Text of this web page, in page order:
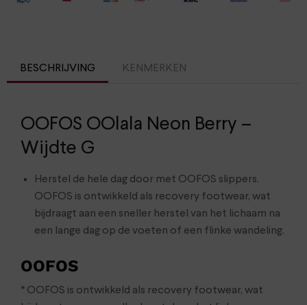
BESCHRIJVING KENMERKEN
OOFOS OOlala Neon Berry –
Wijdte G
Herstel de hele dag door met OOFOS slippers.
OOFOS is ontwikkeld als recovery footwear, wat
bijdraagt aan een sneller herstel van het lichaam na
een lange dag op de voeten of een flinke wandeling.
OOFOS
* OOFOS is ontwikkeld als recovery footwear, wat